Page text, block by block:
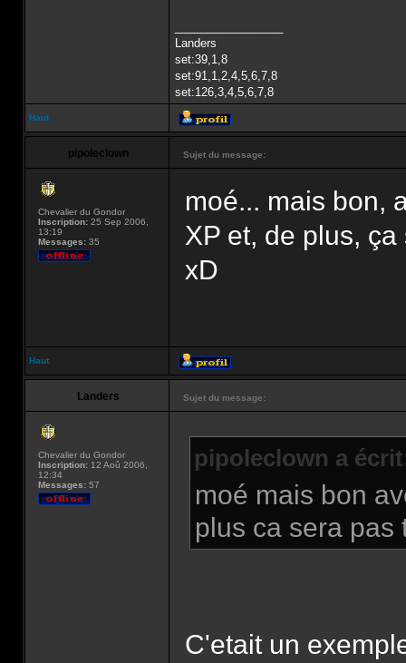
Landers
set:39,1,8
set:91,1,2,4,5,6,7,8
set:126,3,4,5,6,7,8
Haut
pipoleclown Sujet du message:
Chevalier du Gondor
Inscription: 25 Sep 2006,
13:19
Messages: 35
moé... mais bon,
XP et, de plus,
xD
Haut
Landers Sujet du message:
Chevalier du Gondor
Inscription: 12 Aoû 2006,
12:34
Messages: 57
pipoleclown a
moé mais bon
plus ca sera pas
C'etait un